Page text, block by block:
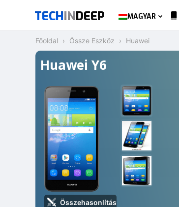
TECHINDEEP MAGYAR
Főoldal Össze Eszköz Huawei
Huawei Y6
Összehasonlítás